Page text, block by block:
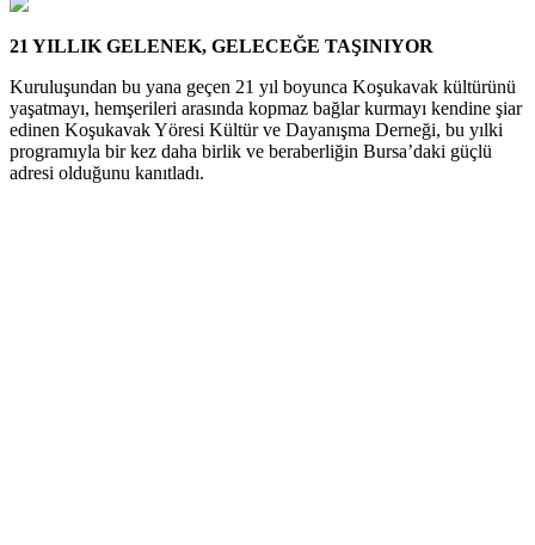
21 YILLIK GELENEK, GELECEĞE TAŞINIYOR
Kuruluşundan bu yana geçen 21 yıl boyunca Koşukavak kültürünü
yaşatmayı, hemşerileri arasında kopmaz bağlar kurmayı kendine şiar
edinen Koşukavak Yöresi Kültür ve Dayanışma Derneği, bu yılki
programıyla bir kez daha birlik ve beraberliğin Bursa’daki güçlü
adresi olduğunu kanıtladı.